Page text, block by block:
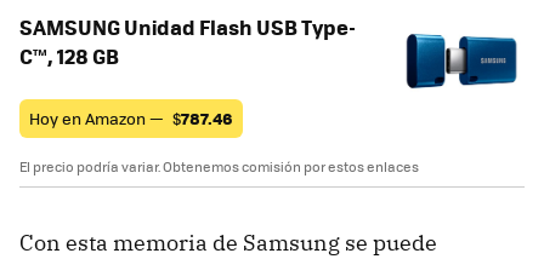
SAMSUNG Unidad Flash USB Type-
C™, 128 GB
Hoy en Amazon — $787.46
El precio podría variar. Obtenemos comisión por estos enlaces
Con esta memoria de Samsung se puede